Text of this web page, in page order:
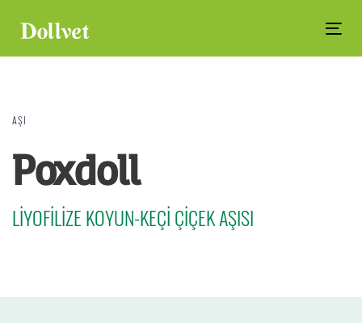
links
primary
AŞI
Poxdoll
LİYOFİLİZE KOYUN-KEÇİ ÇİÇEK AŞISI